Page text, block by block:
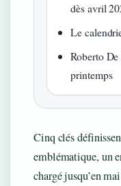
dès avril
Le
Roberto
printemps
Cinq clés
emblématique, un
chargé jusqu’en